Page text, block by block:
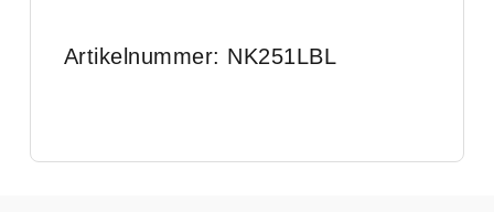
Artikelnummer: NK251LBL